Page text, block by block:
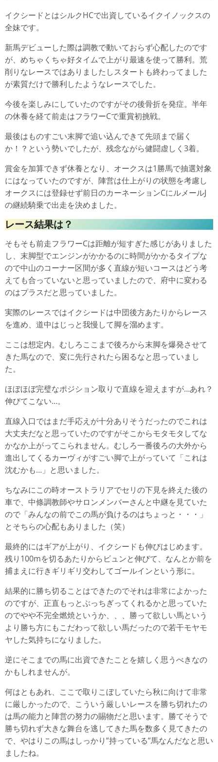
イクシードとはシルクHCで出資しているイクイノックスの
全妹です。
新馬デビューした際は調教で動いておらず心配したのです
が、めちゃくちゃ好タイムで上がり最速を使って勝利。荒
削りなレースではありましたしスタートも終わってました
が素質だけで勝利したようなレースでした。
今後を楽しみにしていたのですがその後骨折を発症。半年
の休養を経て前走はフラワーCで重賞初挑戦。
最後はものすごい末脚で追い込んできて先頭まで届く
か！？という勢いでしたが、残念ながら健闘虚しく3着。
賞金を加算できず休養となり、オークスは1勝馬で抽選対象
にはなっていたのですが、陣営は仕上がりの状態を考慮し
オークスには登録せず前日のカーネーションCにルメールJ
の継続騎乗で出走を決めました。
レース結果は？
そもそも前走フラワーCは距離が短すぎた感じがありました
し、末脚型でエンジンがかかるのに時間がかかるタイプな
ので中山のコーナー区間が多く直線が短いコースはどう考
えても合っていないと思っていましたので、府中に変わる
のはプラスだと思っていました。
実際のレースではイクシードは中団後方あたりからレース
を進め、道中はじっと我慢して脚を溜めます。
ここは想定内。むしろここまで後ろから末脚を爆発させて
きた馬なので、変に先行されたら困るなと思っていまし
た。
ほぼほぼ完璧なポジション取りで直線を迎えますが…あれ？
伸びてこない…。
直線入口ではまだ手応えが十分ありそうだったのでこれは
大丈夫だなと思っていたのですがそこからモタモタしてな
かなか上がってこられません。むしろ一番後ろの大外から
進出してくるカーヴィがすごい脚で上がっていて「これは
沈むかも…」と思いました。
ちなみにこの時オーストラリアでセリの下見を終えた後の
車で、中條調教師やサロンメンバーさんと中継を見ていた
ので「みんなの前でこの馬が負けるのはちょっと・・・」
とそちらの心配もありました（笑）
最終的にはギアが上がり、イクシードも伸びはじめます。
残り100mを切るあたりからビュンと伸びて、なんとか前を
捕まえに行きギリギリ交わしてゴールインという形に。
結果的に勝ち切ることはできたのでそれは非常によかった
のですが、正直もっとぶっちぎってくれるかと思っていた
のでやや不完全燃焼というか、、、勝って欲しい馬という
より勝ち方にもこだわって欲しい馬だったので若干モヤモ
ヤした気持ちになりました。
逆にそこまでの馬に出資できたことを嬉しく思うべきなの
かもしれませんが。
何はともあれ、ここで取りこぼしていたら秋に向けて非常
に厳しかったので、こういう厳しいレースを勝ち切れたの
は馬の能力と陣営の努力の賜物だと思います。勝てそうで
勝ち切れず大きな舞台を逃してきた馬を数多く見てきたの
で、やはりこの馬はしっかり”持っている”馬なんだなと思い
ましたね。